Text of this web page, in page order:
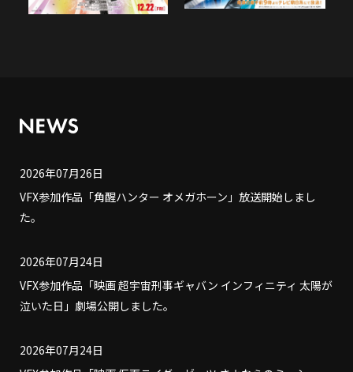
2026年07月26日
VFX参加作品「角醒ハンター オメガホーン」放送開始しまし
た。
2026年07月24日
VFX参加作品「映画 超宇宙刑事ギャバン インフィニティ 太陽が
泣いた日」劇場公開しました。
2026年07月24日